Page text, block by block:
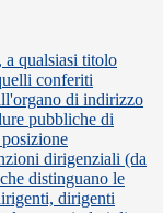
qualsiasi titolo
conferiti
di indirizzo
pubbliche di
dirigenziali (da
distinguano le
dirigenti